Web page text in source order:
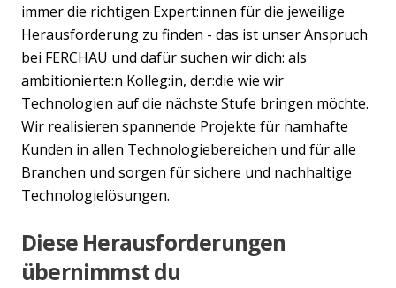
immer die richtigen Expert:innen für die jeweilige
Herausforderung zu finden - das ist unser Anspruch
bei FERCHAU und dafür suchen wir dich: als
ambitionierte:n Kolleg:in, der:die wie wir
Technologien auf die nächste Stufe bringen möchte.
Wir realisieren spannende Projekte für namhafte
Kunden in allen Technologiebereichen und für alle
Branchen und sorgen für sichere und nachhaltige
Technologielösungen.
Diese Herausforderungen
übernimmst du